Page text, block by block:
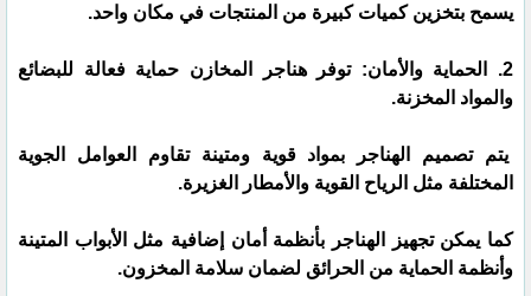
يسمح بتخزين كميات كبيرة من المنتجات في مكان واحد.
2. الحماية والأمان: توفر هناجر المخازن حماية فعالة للبضائع
والمواد المخزنة.
يتم تصميم الهناجر بمواد قوية ومتينة تقاوم العوامل الجوية
المختلفة مثل الرياح القوية والأمطار الغزيرة.
كما يمكن تجهيز الهناجر بأنظمة أمان إضافية مثل الأبواب المتينة
وأنظمة الحماية من الحرائق لضمان سلامة المخزون.